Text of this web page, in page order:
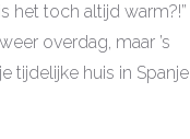
het toch altijd warm?!”
overdag, maar ’s
tijdelijke huis in Spanje